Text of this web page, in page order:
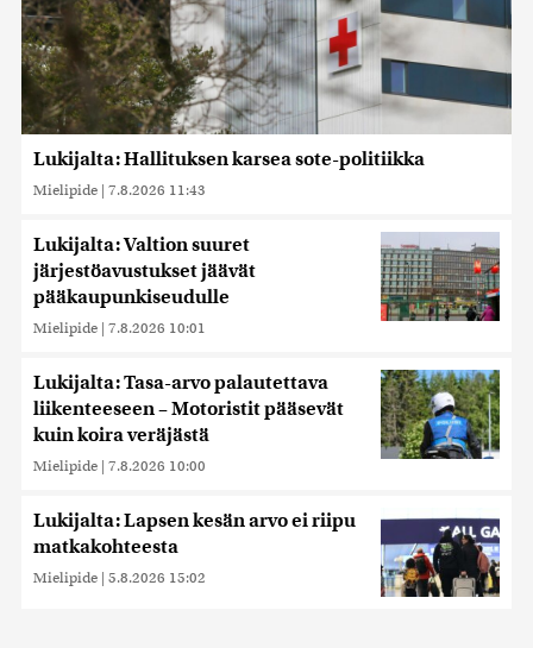
Lukijalta: Hallituksen karsea sote-politiikka
Mielipide | 7.8.2026 11:43
Lukijalta: Valtion suuret
järjestöavustukset jäävät
pääkaupunkiseudulle
Mielipide | 7.8.2026 10:01
Lukijalta: Tasa-arvo palautettava
liikenteeseen – Motoristit pääsevät
kuin koira veräjästä
Mielipide | 7.8.2026 10:00
Lukijalta: Lapsen kesän arvo ei riipu
matkakohteesta
Mielipide | 5.8.2026 15:02